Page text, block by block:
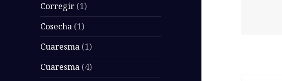
Corregir (1)
Cosecha (1)
Cuaresma (1)
Cuaresma (4)